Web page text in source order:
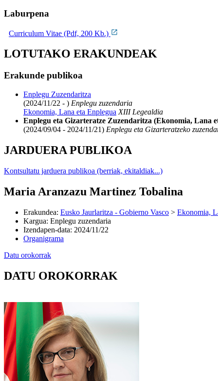
Laburpena
Curriculum Vitae (Pdf, 200 Kb.)
LOTUTAKO ERAKUNDEAK
Erakunde publikoa
Enplegu Zuzendaritza
(2024/11/22 - ) Enplegu zuzendaria
Ekonomia, Lana eta Enplegua XIII Legealdia
Enplegu eta Gizarteratze Zuzendaritza (Ekonomia, Lana
(2024/09/04 - 2024/11/21) Enplegu eta Gizarteratzeko
JARDUERA PUBLIKOA
Kontsultatu jarduera publikoa (berriak, ekitaldiak...)
Maria Aranzazu Martinez Tobalina
Erakundea: Eusko Jaurlaritza - Gobierno Vasco > Ekonomia,
Kargua: Enplegu zuzendaria
Izendapen-data: 2024/11/22
Organigrama
Datu orokorrak
DATU OROKORRAK